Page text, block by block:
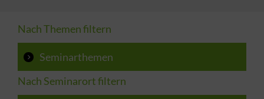
Nach Themen filtern
Seminarthemen
Nach Seminarort filtern